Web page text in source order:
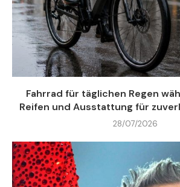
Fahrrad für täglichen Regen
Reifen und Ausstattung für
28/07/2026